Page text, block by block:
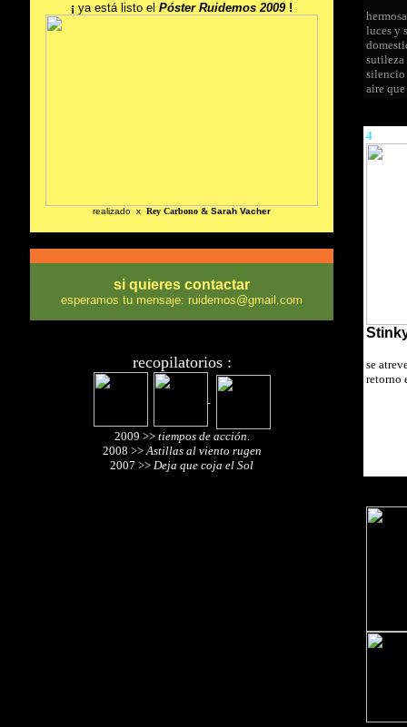
¡ ya está listo el Póster Ruidemos 2009!
realizado x Rey Carbono & Sarah Vacher
si quieres contactar
esperamos tu mensaje: ruidemos@gmail.com
recopilatorios :
2009 >> tiempos de acción.
2008 >> Astillas al viento rugen
2007 >> Deja que coja el Sol
luces y
sutileza
silencio
aire
4
se
retorno